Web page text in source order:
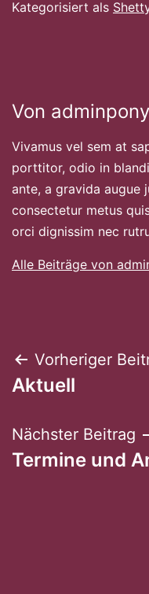
Kategorisiert als
Von adminpony
Vivamus vel sem at
porttitor, odio in
ante, a gravida augue
consectetur metus
orci dignissim nec
Alle Beiträge von
Vorheriger
Aktuell
Nächster Beitrag
Termine und